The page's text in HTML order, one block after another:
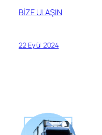
BİZE ULAŞIN
22 Eylül 2024